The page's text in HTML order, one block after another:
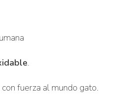
.
fuerza al mundo gato.